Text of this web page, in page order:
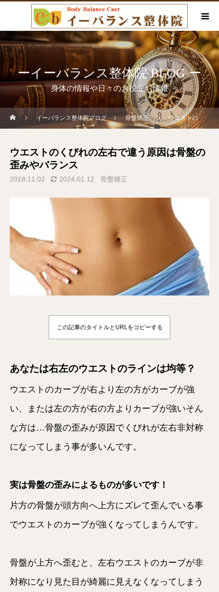
ーイーバランス整体院 BLOG ー
身体の情報や日々のお役立ち情報
イーバランス整体院ブログ 骨盤矯正 ウエストのくびれの左右で違う原因は骨盤の歪みやバランス
ウエストのくびれの左右で違う原因は骨盤の
歪みやバランス
2018.11.02 2024.01.12 骨盤矯正
この記事のタイトルとURLをコピーする
あなたは右左のウエストのラインは均等？
ウエストのカーブが右より左の方がカーブが強
い、または左の方が右の方よりカーブが強いそん
な方は…骨盤の歪みが原因でくびれが左右非対称
になってしまう事が多いんです。
実は骨盤の歪みによるものが多いです！
片方の骨盤が頭方向へ上方にズレて歪んでいる事
でウエストのカーブが強くなってしまうんです。
骨盤が上方へ歪むと、左右ウエストのカーブが非
対称になり見た目が綺麗に見えなくなってしまう